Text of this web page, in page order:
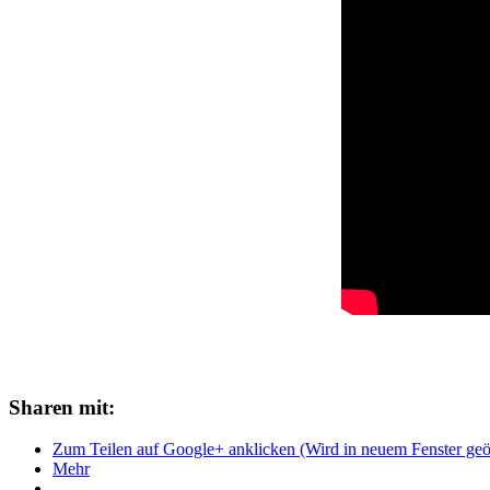
Sharen mit:
Zum Teilen auf Google+ anklicken (Wird in neuem Fenster
Mehr